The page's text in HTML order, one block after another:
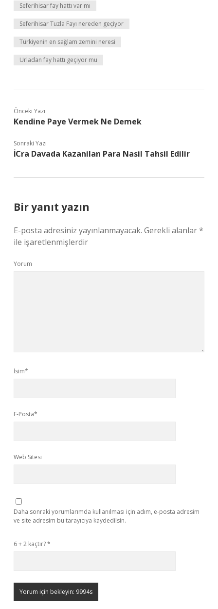
Seferihisar fay hattı var mı
Seferihisar Tuzla Fayı nereden geçiyor
Türkiyenin en sağlam zemini neresi
Urladan fay hattı geçiyor mu
Önceki Yazı
Kendine Paye Vermek Ne Demek
Sonraki Yazı
İCra Davada Kazanilan Para Nasil Tahsil Edilir
Bir yanıt yazın
E-posta adresiniz yayınlanmayacak. Gerekli alanlar*
ile işaretlenmişlerdir
Yorum
İsim*
E-Posta*
Web Sitesi
Daha sonraki yorumlarımda kullanılması için adım, e-posta adresim
ve site adresim bu tarayıcıya kaydedilsin.
6 + 2 kaçtır?*